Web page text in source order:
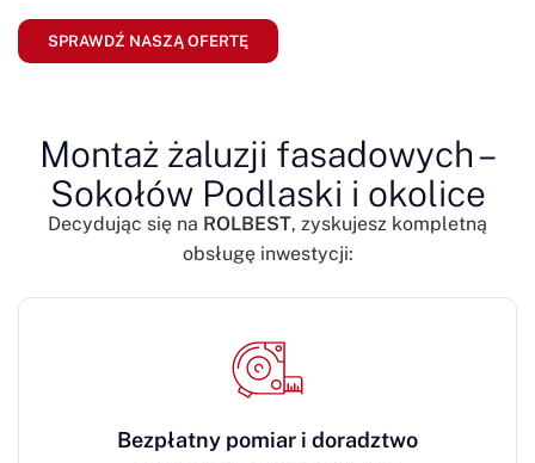
SPRAWDŹ NASZĄ OFERTĘ
Montaż żaluzji fasadowych –
Sokołów Podlaski i okolice
Decydując się na ROLBEST, zyskujesz kompletną
obsługę inwestycji:
Bezpłatny pomiar i doradztwo